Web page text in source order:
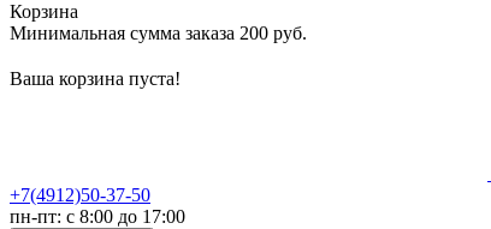
Корзина
Минимальная сумма заказа 200 руб.
Ваша корзина пуста!
+7(4912)50-37-50
пн-пт: с 8:00 до 17:00